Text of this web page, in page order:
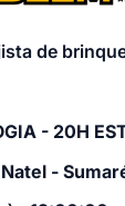
de
- 20H
-